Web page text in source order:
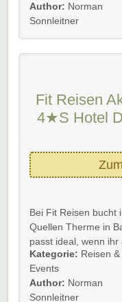
Betreuung auf
🛏️ 7 Nächte in einer
🩺 1x Gesundheits-
🔬 Erweiterte
📊 Mit Analyse der
Körperscan +
⭐ Bewertung: 4,3
✅ 100 %
Die Aktion gilt für
➡️ Einfach unserem
Energize bei Fit
Author: Norman
Sonnleitner
Fit Reisen
4★S Hotel
Bei Fit Reisen
Quellen Therme in
passt ideal, wenn
Niederbayern
Wohlfühlmomente
Details 💡
Kategorie: Reisen &
Events
Author: Norman
Sonnleitner